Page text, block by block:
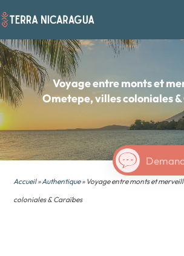
Voyage entre monts et
Ometepe, villes coloniales
Accueil»Authentique» Voyage entre monts et
coloniales & Caraïbes